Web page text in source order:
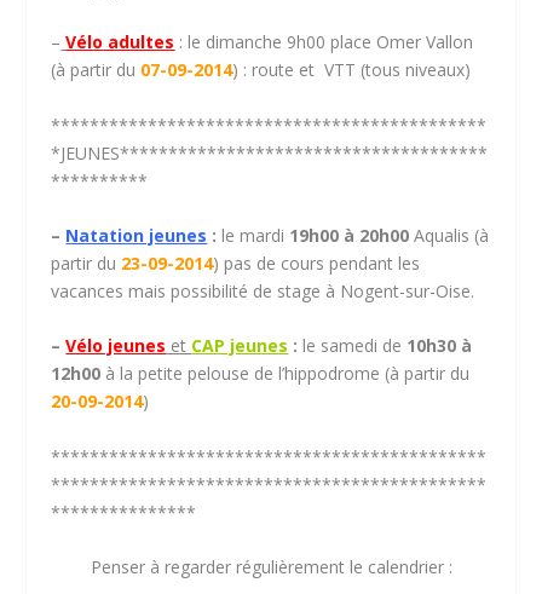
– Vélo adultes : le dimanche 9h00 place Omer Vallon
(à partir du 07-09-2014) : route et VTT (tous niveaux)
*********************************************
*JEUNES**************************************
**********
– Natation jeunes : le mardi 19h00 à 20h00 Aqualis (à
partir du 23-09-2014) pas de cours pendant les
vacances mais possibilité de stage à Nogent-sur-Oise.
–Vélo jeunes et CAP jeunes : le samedi de 10h30 à
12h00 à la petite pelouse de l’hippodrome (à partir du
20-09-2014)
*********************************************
*********************************************
***************
Penser à regarder régulièrement le calendrier :